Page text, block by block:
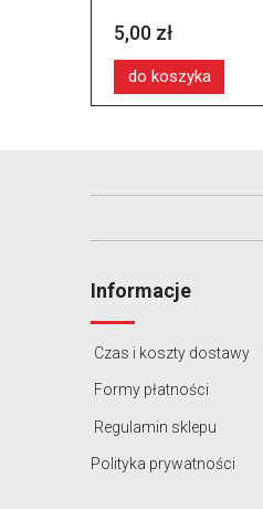
5,00 zł
do koszyka
Informacje
Czas i koszty dostawy
Formy płatności
Regulamin sklepu
Polityka prywatności